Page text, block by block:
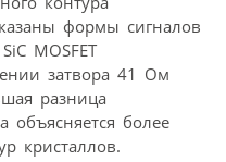
формы сигналов
MOSFET
затвора 41 Ом
разница
объясняется более
кристаллов.